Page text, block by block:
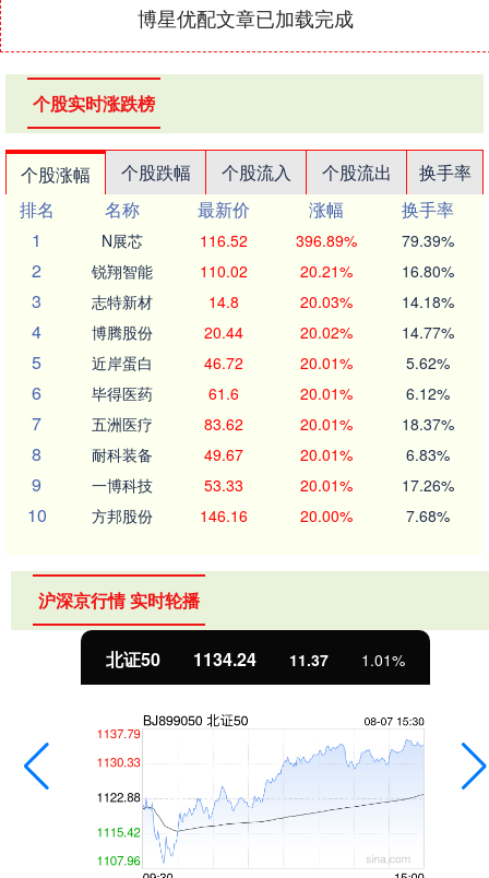
博星优配文章已加载完成
个股实时涨跌榜
个股涨幅 个股跌幅 个股流入 个股流出
换手率
排名
名称 最新价 涨幅
换手率
1
N展芯 116.52 396.89% 79.39%
2 锐翔智能 110.02 20.21% 16.80%
3 志特新材 14.8 20.03% 14.18%
4 博腾股份 20.44 20.02% 14.77%
5 近岸蛋白 46.72 20.01% 5.62%
6 毕得医药 61.6 20.01% 6.12%
7 五洲医疗 83.62 20.01% 18.37%
8 耐科装备 49.67 20.01% 6.83%
9 一博科技 53.33 20.01% 17.26%
10 方邦股份 146.16 20.00% 7.68%
沪深京行情 实时轮播
北证50 1134.24 11.37 1.01%